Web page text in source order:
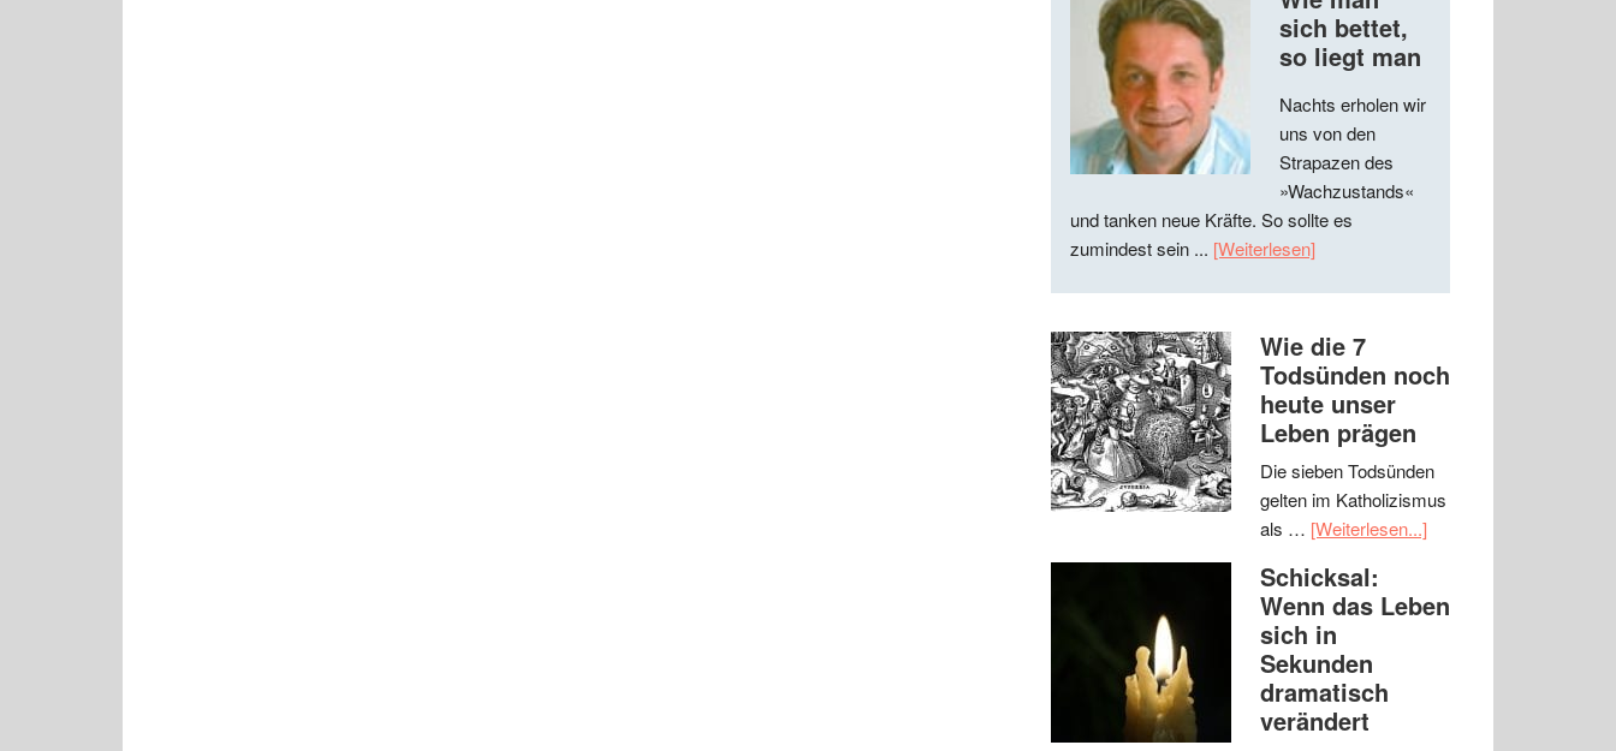
sich bettet,
so liegt man
Nachts erholen wir
uns von den
Strapazen des
»Wachzustands«
und tanken neue Kräfte. So sollte es
zumindest sein ... [Weiterlesen]
Wie die 7
Todsünden noch
heute unser
Leben prägen
Die sieben Todsünden
gelten im Katholizismus
als … [Weiterlesen...]
Schicksal:
Wenn das Leben
sich in
Sekunden
dramatisch
verändert